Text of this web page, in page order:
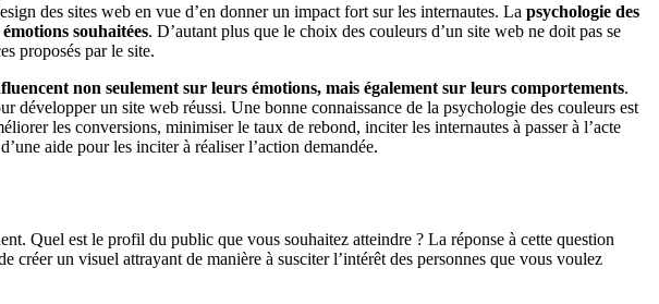
des sites web en vue d’en donner un impact fort sur les internautes. La psychologie des
souhaitées. D’autant plus que le choix des couleurs d’un site web ne doit pas se
proposés par le site.
non seulement sur leurs émotions, mais également sur leurs comportements.
développer un site web réussi. Une bonne connaissance de la psychologie des couleurs est
les conversions, minimiser le taux de rebond, inciter les internautes à passer à l’acte
aide pour les inciter à réaliser l’action demandée.
Quel est le profil du public que vous souhaitez atteindre ? La réponse à cette question
créer un visuel attrayant de manière à susciter l’intérêt des personnes que vous voulez